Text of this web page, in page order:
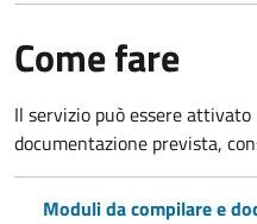
Come fare
Il servizio può essere
documentazione prevista,
Moduli da compilare e